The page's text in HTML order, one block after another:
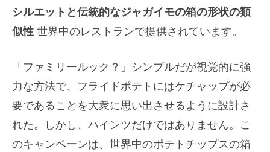
シルエットと伝統的なジャガイモの箱の形状の類
似性 世界中のレストランで提供されています。
「ファミリールック？」シンプルだが視覚的に強
力な方法で、フライドポテトにはケチャップが必
要であることを大衆に思い出させるように設計さ
れた。しかし、ハインツだけではありません。こ
のキャンペーンは、世界中のポテトチップスの箱